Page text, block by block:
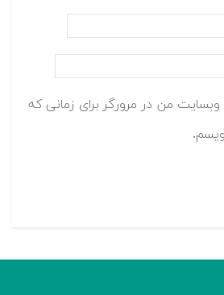
وبسایت من در مرورگر برای زمانی که